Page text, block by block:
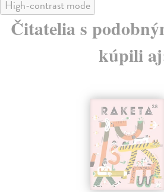
High-contrast mode
Čitatelia s
kúpili